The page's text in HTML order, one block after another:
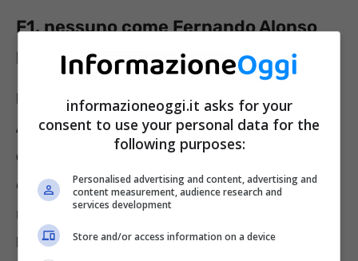
F1, nessuno come Fernando Alonso
per gare disputate
Fernando Alonso, con il Gran Premio di
Azerbaijan, è arrivato a quota 360 gare
disputate in F1, nessuno è al suo livello
questa statistica ed è ovviamente colui che
ne ha corse più di tutti. Al secondo posto c’è
Kimi Raikkonen, che con il ritiro di Abu Dhabi,
informazioneoggi.it asks for your
consent to use your personal data for the
following purposes:
Personalised advertising and content, advertising and
content measurement, audience research and
services development
Store and/or access information on a device